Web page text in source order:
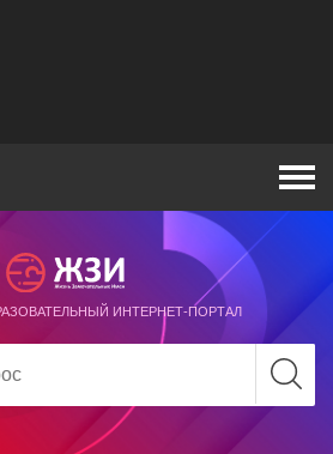
ИНТЕРНЕТ-ПОРТАЛ